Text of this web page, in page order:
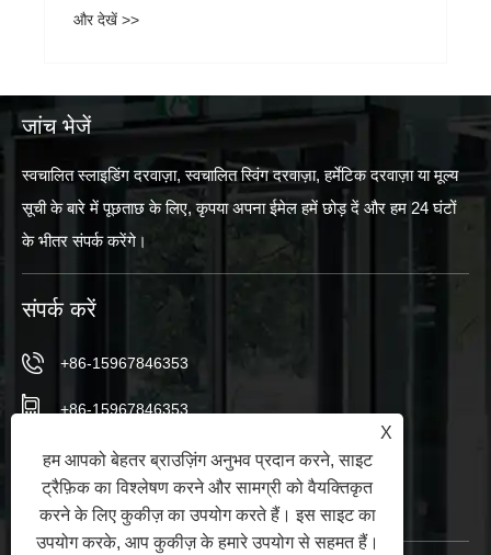
और देखें >>
जांच भेजें
स्वचालित स्लाइडिंग दरवाज़ा, स्वचालित स्विंग दरवाज़ा, हर्मेटिक दरवाज़ा या मूल्य
सूची के बारे में पूछताछ के लिए, कृपया अपना ईमेल हमें छोड़ दें और हम 24 घंटों
के भीतर संपर्क करेंगे।
संपर्क करें
+86-15967846353
+86-15967846353
info@vezedoors.com
इंडस्ट्री पार्क, हेमुडी टाउन, ऑफिस, चीन में
X
हम आपको बेहतर ब्राउज़िंग अनुभव प्रदान करने, साइट
ट्रैफ़िक का विश्लेषण करने और सामग्री को वैयक्तिकृत
करने के लिए कुकीज़ का उपयोग करते हैं। इस साइट का
उपयोग करके, आप कुकीज़ के हमारे उपयोग से सहमत हैं।